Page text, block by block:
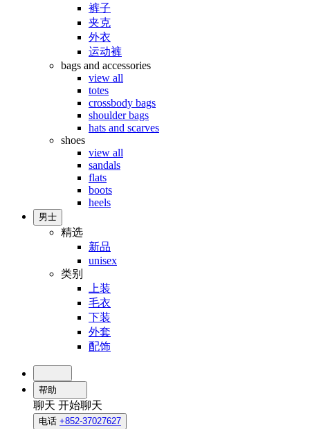
裤子
夹克
外衣
运动裤
bags and accessories
view all
totes
crossbody bags
shoulder bags
hats and scarves
shoes
view all
sandals
flats
boots
heels
男士
精选
新品
unisex
类别
上装
毛衣
下装
外套
配饰
帮助
聊天 开始聊天
电话 +852-37027627